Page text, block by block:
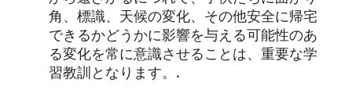
角、標識、天候の変化、その他安全に帰宅
できるかどうかに影響を与える可能性のあ
る変化を常に意識させることは、重要な学
習教訓となります。.